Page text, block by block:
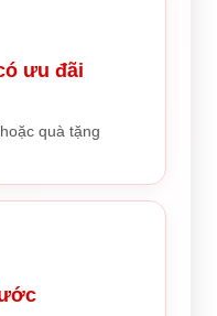
ưu đãi
quà tặng